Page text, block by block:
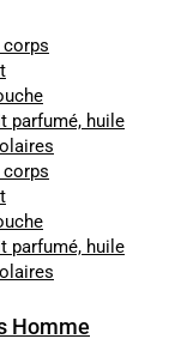
corps
parfumé, huile
corps
parfumé, huile
Homme